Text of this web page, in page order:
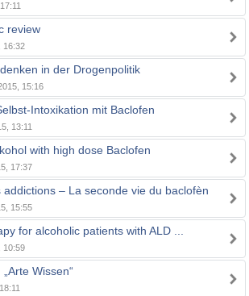
review
16:32
in der Drogenpolitik
15:16
Intoxikation mit Baclofen
13:11
with high dose Baclofen
17:37
– La seconde vie du baclofèn
15:55
for alcoholic patients with ALD ...
10:59
Wissen“